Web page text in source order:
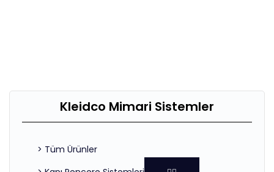
Kleidco Mimari Sistemler
> Tüm Ürünler